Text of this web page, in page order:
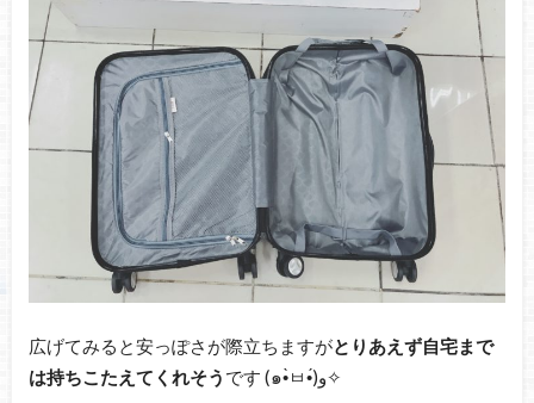
広げてみると安っぽさが際立ちますがとりあえず自宅まで
は持ちこたえてくれそう
です (๑•̀ㅂ•́)و✧